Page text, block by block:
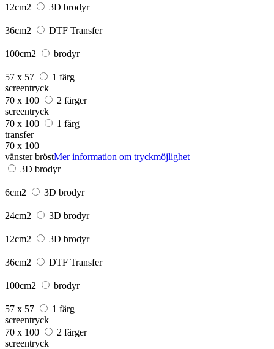
12cm2 3D brodyr
36cm2 DTF Transfer
100cm2 brodyr
57 x 57
1 färg
screentryck
70 x 100
2 färger
screentryck
70 x 100
1 färg
transfer
70 x 100
vänster bröstMer information om tryckmöjlighet
3D brodyr
6cm2 3D brodyr
24cm2 3D brodyr
12cm2 3D brodyr
36cm2 DTF Transfer
100cm2 brodyr
57 x 57
1 färg
screentryck
70 x 100
2 färger
screentryck